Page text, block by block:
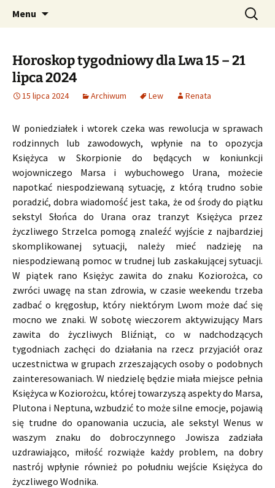
CzaroMarowy horoskop
dzienny, miesięczny i
tygodniowy
Profesjonalne przepowiednie astrologiczne
Menu Szukaj:
Horoskop tygodniowy dla Lwa 15 – 21
lipca 2024
15 lipca 2024 Archiwum Lew Renata
W poniedziałek i wtorek czeka was rewolucja w sprawach
rodzinnych lub zawodowych, wpłynie na to opozycja
Księżyca w Skorpionie do będących w koniunkcji
wojowniczego Marsa i wybuchowego Urana, możecie
napotkać niespodziewaną sytuację, z którą trudno sobie
poradzić, dobra wiadomość jest taka, że od środy do piątku
sekstyl Słońca do Urana oraz tranzyt Księżyca przez
życzliwego Strzelca pomogą znaleźć wyjście z najbardziej
skomplikowanej sytuacji, należy mieć nadzieję na
niespodziewaną pomoc w trudnej lub zaskakującej sytuacji.
W piątek rano Księżyc zawita do znaku Koziorożca, co
zwróci uwagę na stan zdrowia, w czasie weekendu trzeba
zadbać o kręgosłup, który niektórym Lwom może dać się
mocno we znaki. W sobotę wieczorem aktywizujący Mars
zawita do życzliwych Bliźniąt, co w nadchodzących
tygodniach zachęci do działania na rzecz przyjaciół oraz
uczestnictwa w grupach zrzeszających osoby o podobnych
zainteresowaniach. W niedzielę będzie miała miejsce pełnia
Księżyca w Koziorożcu, której towarzyszą aspekty do Marsa,
Plutona i Neptuna, wzbudzić to może silne emocje, pojawią
się trudne do opanowania uczucia, ale sekstyl Wenus w
waszym znaku do dobroczynnego Jowisza zadziała
uzdrawiająco, miłość rozwiąże każdy problem, na dobry
nastrój wpłynie również po południu wejście Księżyca do
życzliwego Wodnika.